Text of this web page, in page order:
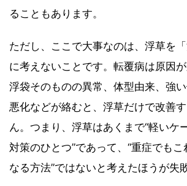
ることもあります。
ただし、ここで大事なのは、浮草を
に考えないことです。転覆病は原因が
浮袋そのものの異常、体型由来、強
悪化などが絡むと、浮草だけで改善
ん。つまり、浮草はあくまで“軽いケ
対策のひとつ”であって、“重症でも
なる方法”ではないと考えたほうが失